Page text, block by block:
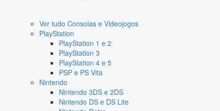
Ver tudo Consolas e Videojogos
PlayStation
PlayStation 1 e 2
PlayStation 3
PlayStation 4 e 5
PSP e PS Vita
Nintendo
Nintendo 3DS e 2DS
Nintendo DS e DS Lite